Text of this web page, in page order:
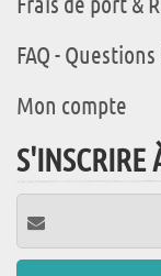
FAQ -
Mon compte
S'INSCRIRE